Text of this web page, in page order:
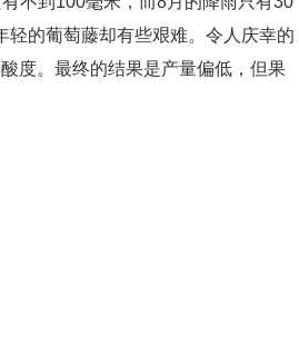
的葡萄藤却有些艰难。令人庆幸的
度。最终的结果是产量偏低，但果